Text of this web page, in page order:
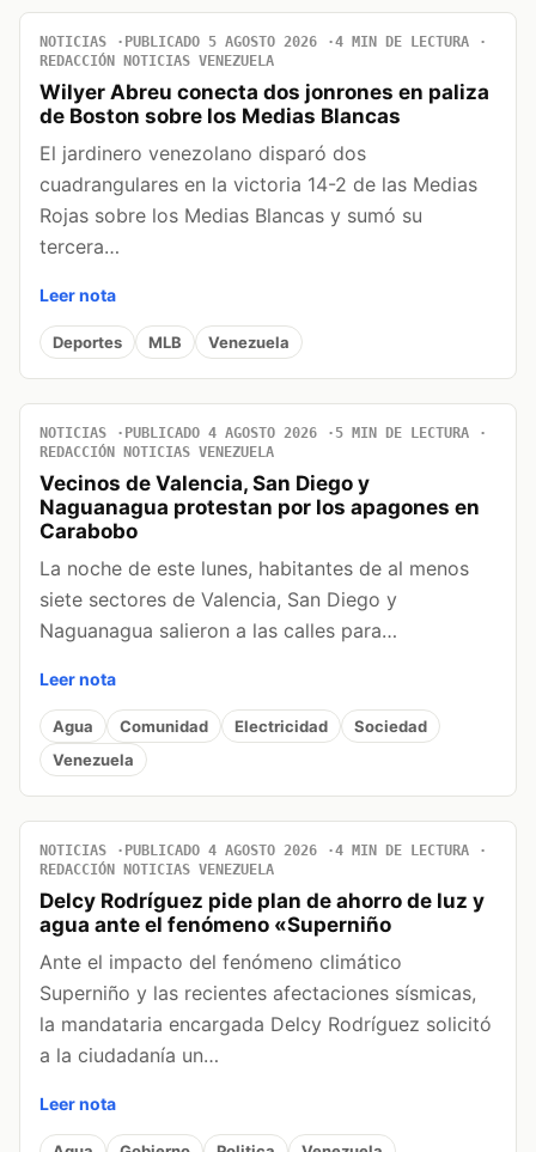
NOTICIAS PUBLICADO 5 AGOSTO 2026
4 MIN DE LECTURA
REDACCIÓN NOTICIAS VENEZUELA
Wilyer Abreu conecta dos jonrones en paliza
de Boston sobre los Medias Blancas
El jardinero venezolano disparó dos
cuadrangulares en la victoria 14-2 de las Medias
Rojas sobre los Medias Blancas y sumó su
tercera…
Leer nota
Deportes MLB Venezuela
NOTICIAS PUBLICADO 4 AGOSTO 2026
5 MIN DE LECTURA
REDACCIÓN NOTICIAS VENEZUELA
Vecinos de Valencia, San Diego y
Naguanagua protestan por los apagones en
Carabobo
La noche de este lunes, habitantes de al menos
siete sectores de Valencia, San Diego y
Naguanagua salieron a las calles para…
Leer nota
Agua Comunidad Electricidad
Sociedad
Venezuela
NOTICIAS PUBLICADO 4 AGOSTO 2026
4 MIN DE LECTURA
REDACCIÓN NOTICIAS VENEZUELA
Delcy Rodríguez pide plan de ahorro de luz y
agua ante el fenómeno «Superniño
Ante el impacto del fenómeno climático
Superniño y las recientes afectaciones sísmicas,
la mandataria encargada Delcy Rodríguez solicitó
a la ciudadanía un…
Leer nota